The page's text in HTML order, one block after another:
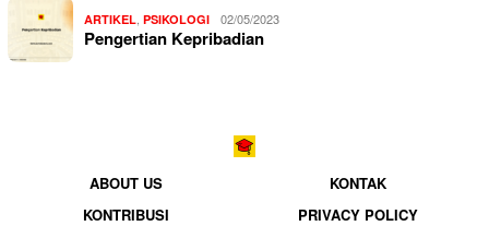
ARTIKEL, PSIKOLOGI 02/05/2023
Pengertian Kepribadian
ABOUT US
KONTAK
KONTRIBUSI
PRIVACY POLICY